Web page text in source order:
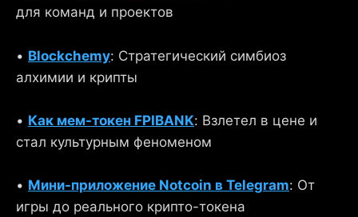
для команд и проектов
• Blockchemy: Стратегический симбиоз
алхимии и крипты
• Как мем-токен FPIBANK: Взлетел в цене и
стал культурным феноменом
• Мини-приложение Notcoin в Telegram: От
игры до реального крипто-токена